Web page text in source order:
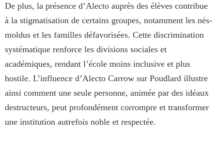
De plus, la présence d’Alecto auprès des élèves contribue
à la stigmatisation de certains groupes, notamment les nés-
moldus et les familles défavorisées. Cette discrimination
systématique renforce les divisions sociales et
académiques, rendant l’école moins inclusive et plus
hostile. L’influence d’Alecto Carrow sur Poudlard illustre
ainsi comment une seule personne, animée par des idéaux
destructeurs, peut profondément corrompre et transformer
une institution autrefois noble et respectée.